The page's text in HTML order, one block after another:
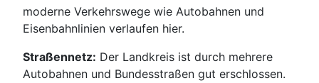
moderne Verkehrswege wie Autobahnen und
Eisenbahnlinien verlaufen hier.
Straßennetz: Der Landkreis ist durch mehrere
Autobahnen und Bundesstraßen gut erschlossen.